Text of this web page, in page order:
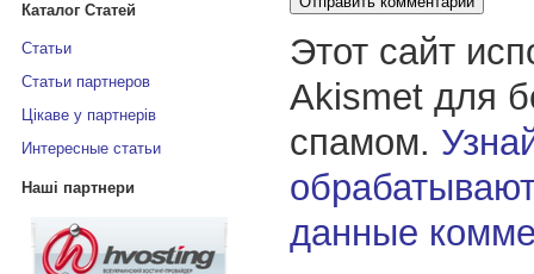
Каталог Статей
Статьи
Статьи партнеров
Цікаве у партнерів
Интересные статьи
Наші партнери
Этот сайт
Akismet для
спамом.
данные